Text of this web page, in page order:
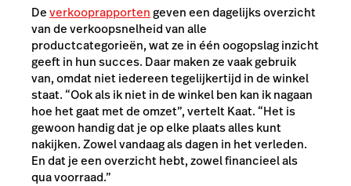
Deverkooprapportengeven een dagelijks overzicht
van de verkoopsnelheid van alle
productcategorieën, wat ze in één oogopslag inzicht
geeft in hun succes. Daar maken ze vaak gebruik
van, omdat niet iedereen tegelijkertijd in de winkel
staat. “Ook als ik niet in de winkel ben kan ik nagaan
hoe het gaat met de omzet”, vertelt Kaat. “Het is
gewoon handig dat je op elke plaats alles kunt
nakijken. Zowel vandaag als dagen in het verleden.
En dat je een overzicht hebt, zowel financieel als
qua voorraad.”